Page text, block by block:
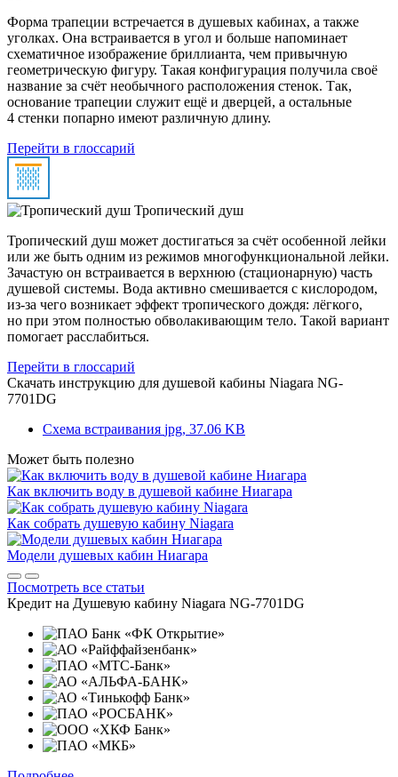
Форма трапеции встречается в душевых кабинах, а также
уголках. Она встраивается в угол и больше напоминает
схематичное изображение бриллианта, чем привычную
геометрическую фигуру. Такая конфигурация получила своё
название за счёт необычного расположения стенок. Так,
основание трапеции служит ещё и дверцей, а остальные
4 стенки попарно имеют различную длину.
Перейти в глоссарий
Тропический душ
Тропический душ может достигаться за счёт особенной лейки
или же быть одним из режимов многофункциональной лейки.
Зачастую он встраивается в верхнюю (стационарную) часть
душевой системы. Вода активно смешивается с кислородом,
из-за чего возникает эффект тропического дождя: лёгкого,
но при этом полностью обволакивающим тело. Такой вариант
помогает расслабиться.
Перейти в глоссарий
Скачать инструкцию для душевой кабины Niagara NG-
7701DG
Схема встраивания jpg, 37.06 KB
Может быть полезно
Как включить воду в душевой кабине Ниагара
Как собрать душевую кабину Niagara
Модели душевых кабин Ниагара
Посмотреть все статьи
Кредит на Душевую кабину Niagara NG-7701DG